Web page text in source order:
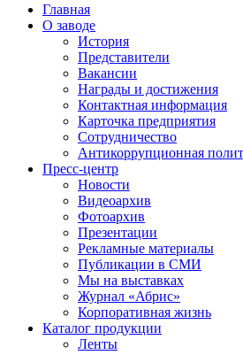
Главная
О заводе
История
Представители
Вакансии
Награды и достижения
Контактная информация
Карточка предприятия
Сотрудничество
Антикоррупционная
Пресс-центр
Новости
Видеоархив
Фотоархив
Презентации
Рекламные материалы
Публикации в СМИ
Мы на выставках
Журнал «Абрис»
Корпоративная жизнь
Каталог продукции
Ленты